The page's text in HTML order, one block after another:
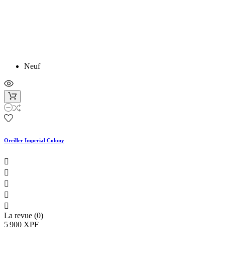
Neuf
Oreiller Imperial Colony





La revue (0)
5 900 XPF